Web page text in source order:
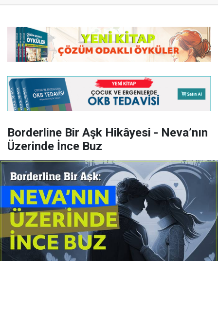
Borderline Bir Aşk Hikâyesi - Neva’nın
Üzerinde İnce Buz